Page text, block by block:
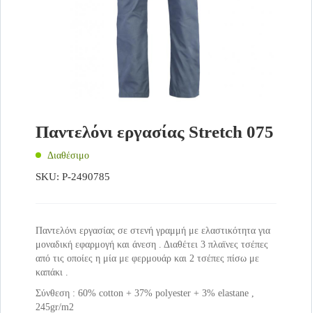
Παντελόνι εργασίας Stretch 075
Διαθέσιμο
SKU: P-2490785
Παντελόνι εργασίας σε στενή γραμμή με ελαστικότητα για
μοναδική εφαρμογή και άνεση . Διαθέτει 3 πλαϊνες τσέπες
από τις οποίες η μία με φερμουάρ και 2 τσέπες πίσω με
καπάκι .
Σύνθεση : 60% cotton + 37% polyester + 3% elastane ,
245gr/m2